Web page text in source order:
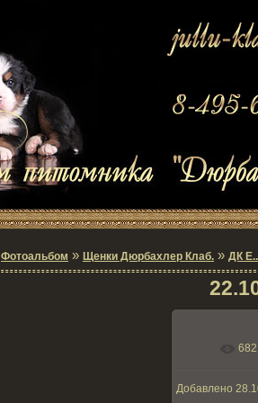
Фотоальбом » Щенки Дюрбахлер Клаб. » ДК
В 682
Добавлено